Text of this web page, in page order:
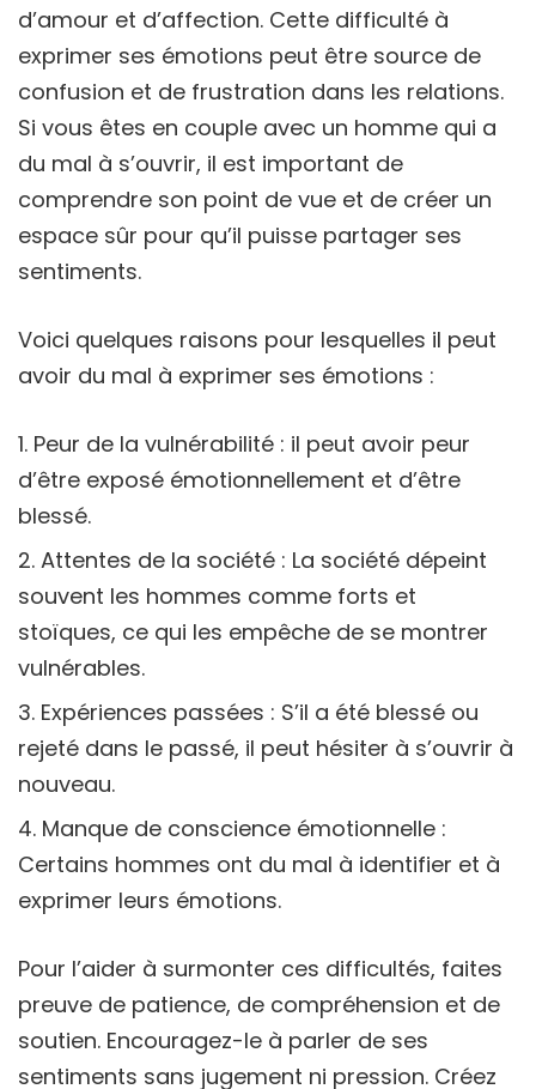
d’amour et d’affection. Cette difficulté à
exprimer ses émotions peut être source de
confusion et de frustration dans les relations.
Si vous êtes en couple avec un homme qui a
du mal à s’ouvrir, il est important de
comprendre son point de vue et de créer un
espace sûr pour qu’il puisse partager ses
sentiments.
Voici quelques raisons pour lesquelles il peut
avoir du mal à exprimer ses émotions :
Peur de la vulnérabilité : il peut avoir peur
d’être exposé émotionnellement et d’être
blessé.
Attentes de la société : La société dépeint
souvent les hommes comme forts et
stoïques, ce qui les empêche de se montrer
vulnérables.
Expériences passées : S’il a été blessé ou
rejeté dans le passé, il peut hésiter à s’ouvrir à
nouveau.
Manque de conscience émotionnelle :
Certains hommes ont du mal à identifier et à
exprimer leurs émotions.
Pour l’aider à surmonter ces difficultés, faites
preuve de patience, de compréhension et de
soutien. Encouragez-le à parler de ses
sentiments sans jugement ni pression. Créez